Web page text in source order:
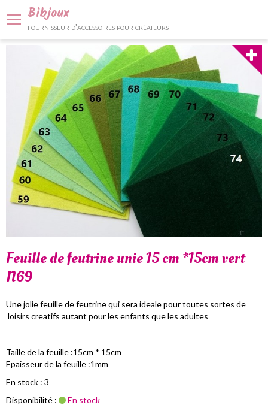
Bibjoux
fournisseur d'accessoires pour créateurs
Votre compte
Accueil
Fournitures et accessoires
Bijoux et décoration
Nos services
Contact
Feuille de feutrine unie 15 cm *15cm vert
N69
Une jolie feuille de feutrine qui sera ideale pour toutes sortes de
loisirs creatifs autant pour les enfants que les adultes
Taille de la feuille :15cm * 15cm
Epaisseur de la feuille :1mm
En stock : 3
Disponibilité :
En stock